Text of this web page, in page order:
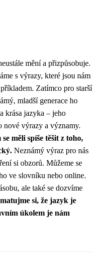
mění a přizpůsobuje.
s výrazy, které jsou nám
Zatímco pro starší
mladší generace ho
krása jazyka – jeho
nové výrazy a významy.
měli spíše těšit z toho,
Neznámý výraz pro nás
si obzorů. Můžeme se
ve slovníku nebo online.
ale také se dozvíme
si, že jazyk je
úkolem je nám